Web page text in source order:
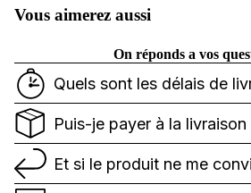
Vous aimerez aussi
On réponds a vos
Quels sont les délais de
Puis-je payer à la livraison
Et si le produit ne me